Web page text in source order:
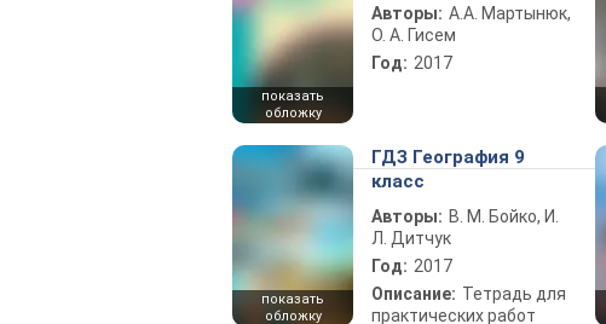
показать
обложку
Авторы: А.А. Мартынюк,
О. А. Гисем
Год: 2017
показать
обложку
ГДЗ География 9
класс
Авторы: В. М. Бойко, И.
Л. Дитчук
Год: 2017
Описание: Тетрадь для
практических работ